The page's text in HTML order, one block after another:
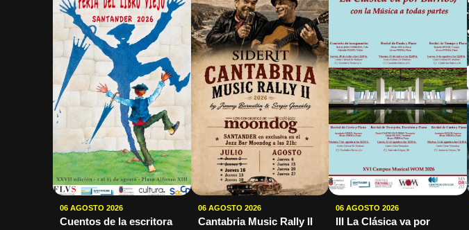
06 AGOSTO 2026
Cuentos de la escritora
06 AGOSTO 2026
Cantabria Music Rally II
06 AGOSTO 2026
III La Clásica va por